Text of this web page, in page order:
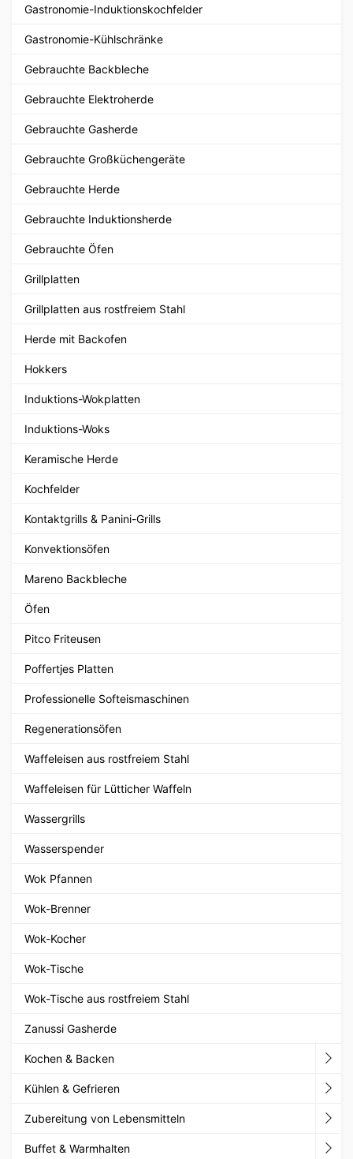
Gastronomie-Induktionskochfelder
Gastronomie-Kühlschränke
Gebrauchte Backbleche
Gebrauchte Elektroherde
Gebrauchte Gasherde
Gebrauchte Großküchengeräte
Gebrauchte Herde
Gebrauchte Induktionsherde
Gebrauchte Öfen
Grillplatten
Grillplatten aus rostfreiem Stahl
Herde mit Backofen
Hokkers
Induktions-Wokplatten
Induktions-Woks
Keramische Herde
Kochfelder
Kontaktgrills & Panini-Grills
Konvektionsöfen
Mareno Backbleche
Öfen
Pitco Friteusen
Poffertjes Platten
Professionelle Softeismaschinen
Regenerationsöfen
Waffeleisen aus rostfreiem Stahl
Waffeleisen für Lütticher Waffeln
Wassergrills
Wasserspender
Wok Pfannen
Wok-Brenner
Wok-Kocher
Wok-Tische
Wok-Tische aus rostfreiem Stahl
Zanussi Gasherde
Kochen & Backen
Kühlen & Gefrieren
Zubereitung von Lebensmitteln
Buffet & Warmhalten